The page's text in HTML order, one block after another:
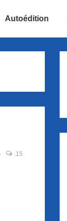
Autoédition
15